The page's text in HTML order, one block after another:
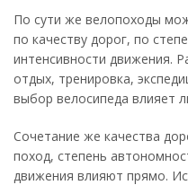
По сути же велопоходы
по качеству дорог, по
интенсивности движения.
отдых, тренировка,
выбор велосипеда влияет
Сочетание же качества
поход, степень
движения влияют прямо.